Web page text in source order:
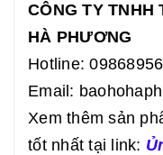
CÔNG TY TNHH
HÀ PHƯƠNG
Hotline:
Email:
Xem thêm sản
tốt nhất tại link: